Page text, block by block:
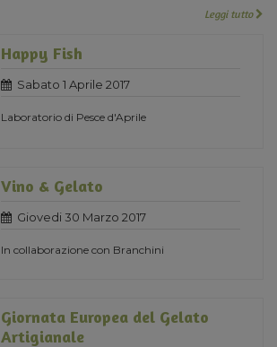
Leggi tutto
Happy Fish
Sabato 1 Aprile 2017
Laboratorio di Pesce d'Aprile
Vino & Gelato
Giovedi 30 Marzo 2017
In collaborazione con Branchini
Giornata Europea del Gelato
Artigianale